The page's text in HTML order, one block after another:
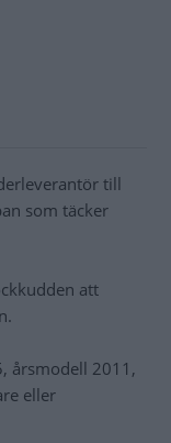
till
som täcker
att
årsmodell 2011,
eller